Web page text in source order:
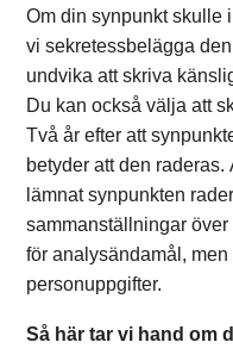
Om din synpunkt skulle
vi sekretessbelägga
undvika att skriva
Du kan också välja att
Två år efter att
betyder att den
lämnat synpunkten
sammanställningar
för analysändamål,
personuppgifter.
Så här tar vi hand om